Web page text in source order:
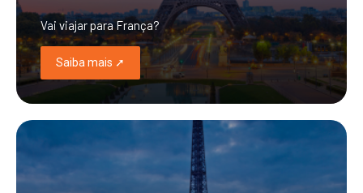
Vai viajar para França?
Saiba mais ➚